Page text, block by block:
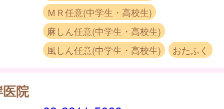
ＭＲ任意(中学生・高校生)
麻しん任意(中学生・高校生)
風しん任意(中学生・高校生)
おたふく
院